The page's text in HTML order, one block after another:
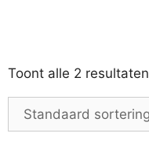
Toont alle 2 resultaten